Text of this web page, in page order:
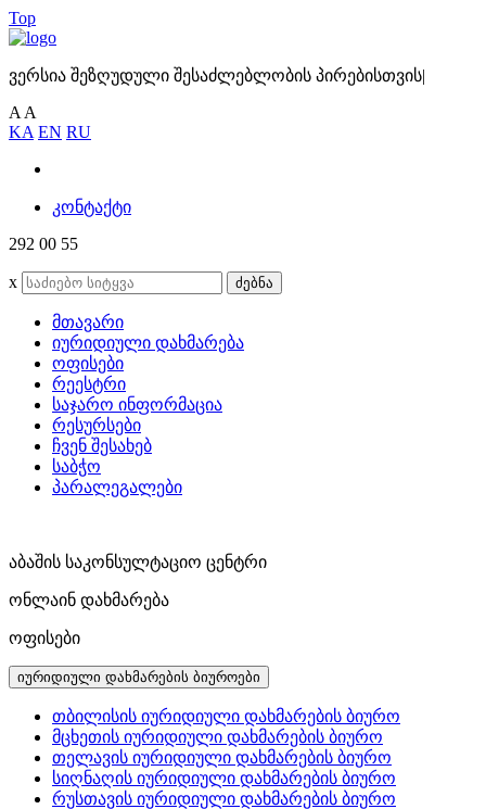
Top
ვერსია შეზღუდული შესაძლებლობის პირებისთვის|
A A
KA EN RU
კონტაქტი
292 00 55
x ძებნა
მთავარი
იურიდიული დახმარება
ოფისები
რეესტრი
საჯარო ინფორმაცია
რესურსები
ჩვენ შესახებ
საბჭო
პარალეგალები
აბაშის საკონსულტაციო ცენტრი
ონლაინ დახმარება
ოფისები
იურიდიული დახმარების ბიუროები
თბილისის იურიდიული დახმარების ბიურო
მცხეთის იურიდიული დახმარების ბიურო
თელავის იურიდიული დახმარების ბიურო
სიღნაღის იურიდიული დახმარების ბიურო
რუსთავის იურიდიული დახმარების ბიურო